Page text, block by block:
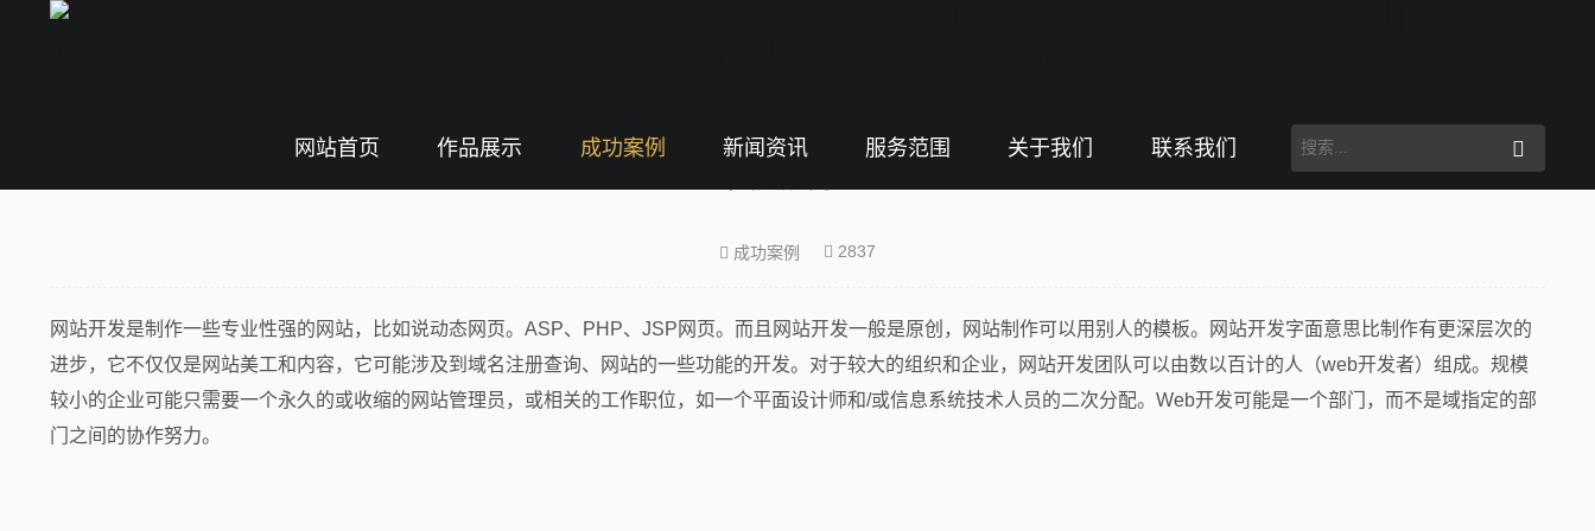
网站首页 作品展示 成功案例 新闻资讯 服务范围 关于我们 联系我们
成功案例 2837
网站开发是制作一些专业性强的网站，比如说动态网页。ASP、PHP、JSP网页。而且网站开发一般是原创，网站制作可以用别人的模板。网站开发字面意思比制作有更深层次的
进步，它不仅仅是网站美工和内容，它可能涉及到域名注册查询、网站的一些功能的开发。对于较大的组织和企业，网站开发团队可以由数以百计的人（web开发者）组成。规模
较小的企业可能只需要一个永久的或收缩的网站管理员，或相关的工作职位，如一个平面设计师和/或信息系统技术人员的二次分配。Web开发可能是一个部门，而不是域指定的部
门之间的协作努力。